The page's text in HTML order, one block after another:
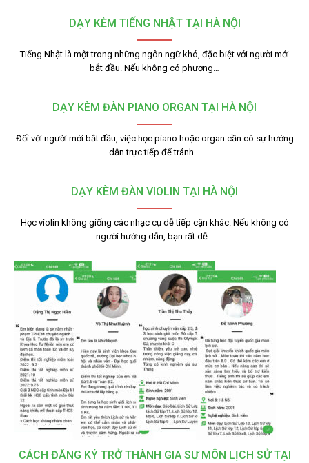
DẠY KÈM TIẾNG NHẬT TẠI HÀ NỘI
Tiếng Nhật là một trong những ngôn ngữ khó, đặc biệt với người mới
bắt đầu. Nếu không có phương…
DẠY KÈM ĐÀN PIANO ORGAN TẠI HÀ NỘI
Đối với người mới bắt đầu, việc học piano hoặc organ cần có sự hướng
dẫn trực tiếp để tránh…
DẠY KÈM ĐÀN VIOLIN TẠI HÀ NỘI
Học violin không giống các nhạc cụ dễ tiếp cận khác. Nếu không có
người hướng dẫn, bạn rất dễ…
CÁCH ĐĂNG KÝ TRỞ THÀNH GIA SƯ MÔN LỊCH SỬ TẠI